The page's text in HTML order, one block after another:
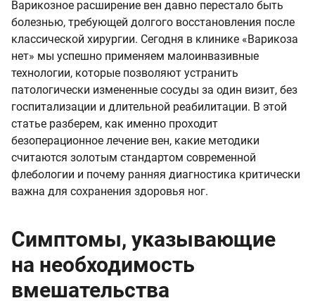
Варикозное расширение вен давно перестало быть
болезнью, требующей долгого восстановления после
классической хирургии. Сегодня в клинике «Варикоза
нет» мы успешно применяем малоинвазивные
технологии, которые позволяют устранить
патологически измененные сосуды за один визит, без
госпитализации и длительной реабилитации. В этой
статье разберем, как именно проходит
безоперационное лечение вен, какие методики
считаются золотым стандартом современной
флебологии и почему ранняя диагностика критически
важна для сохранения здоровья ног.
Симптомы, указывающие
на необходимость
вмешательства